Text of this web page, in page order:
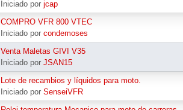
Iniciado por jcap
COMPRO VFR 800 VTEC
Iniciado por condemoses
Venta Maletas GIVI V35
Iniciado por JSAN15
Lote de recambios y líquidos para moto.
Iniciado por SenseiVFR